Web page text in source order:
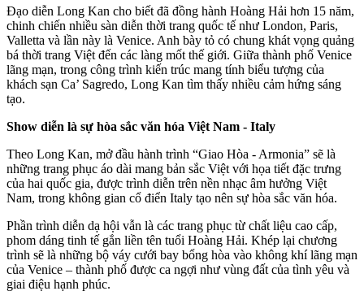
Đạo diễn Long Kan cho biết đã đồng hành Hoàng Hải hơn 15 năm,
chinh chiến nhiều sàn diễn thời trang quốc tế như London, Paris,
Valletta và lần này là Venice. Anh bày tỏ có chung khát vọng quảng
bá thời trang Việt đến các làng mốt thế giới. Giữa thành phố Venice
lãng mạn, trong công trình kiến trúc mang tính biểu tượng của
khách sạn Ca’ Sagredo, Long Kan tìm thấy nhiều cảm hứng sáng
tạo.
Show diễn là sự hòa sắc văn hóa Việt Nam - Italy
Theo Long Kan, mở đầu hành trình “Giao Hòa - Armonia” sẽ là
những trang phục áo dài mang bản sắc Việt với họa tiết đặc trưng
của hai quốc gia, được trình diễn trên nền nhạc âm hưởng Việt
Nam, trong không gian cổ điển Italy tạo nên sự hòa sắc văn hóa.
Phần trình diễn dạ hội vẫn là các trang phục từ chất liệu cao cấp,
phom dáng tinh tế gắn liền tên tuổi Hoàng Hải. Khép lại chương
trình sẽ là những bộ váy cưới bay bổng hòa vào không khí lãng mạn
của Venice – thành phố được ca ngợi như vùng đất của tình yêu và
giai điệu hạnh phúc.